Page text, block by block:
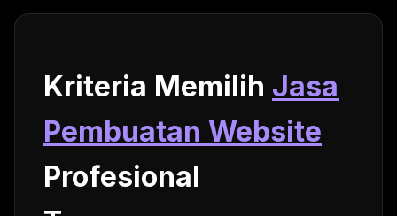
Kriteria Memilih Jasa
Pembuatan Website
Profesional